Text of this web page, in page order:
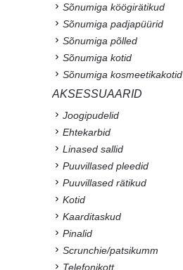
Sõnumiga köögirätikud
Sõnumiga padjapüürid
Sõnumiga põlled
Sõnumiga kotid
Sõnumiga kosmeetikakotid
AKSESSUAARID
Joogipudelid
Ehtekarbid
Linased sallid
Puuvillased pleedid
Puuvillased rätikud
Kotid
Kaarditaskud
Pinalid
Scrunchie/patsikumm
Telefonikott